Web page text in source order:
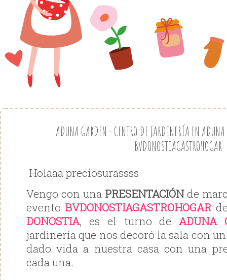
ADUNA GARDEN - CENTRO DE JARDINERÍA EN
BVDONOSTIAGASTROHOGAR
Holaaa preciosurassss
Vengo con una PRESENTACIÓNde
evento BVDONOSTIAGASTROHOGAR
DONOSTIA, es el turno deADUNA
jardinería que nos decoró la sala con
dado vida a nuestra casa con una
cada una.